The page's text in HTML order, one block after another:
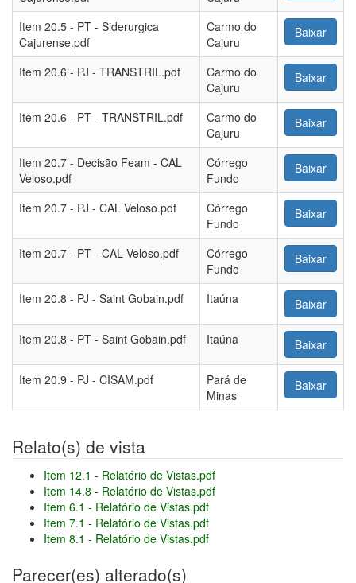
Item 20.5 - PT - Siderurgica
Cajurense.pdf
Carmo do
Cajuru
Baixar
Item 20.6 - PJ - TRANSTRIL.pdf
Carmo do
Cajuru
Baixar
Item 20.6 - PT - TRANSTRIL.pdf
Carmo do
Cajuru
Baixar
Item 20.7 - Decisão Feam - CAL
Veloso.pdf
Córrego
Fundo
Baixar
Item 20.7 - PJ - CAL Veloso.pdf
Córrego
Fundo
Baixar
Item 20.7 - PT - CAL Veloso.pdf
Córrego
Fundo
Baixar
Item 20.8 - PJ - Saint Gobain.pdf Itaúna Baixar
Item 20.8 - PT - Saint Gobain.pdf Itaúna Baixar
Item 20.9 - PJ - CISAM.pdf
Pará de
Minas
Baixar
Relato(s) de vista
Item 12.1 - Relatório de Vistas.pdf
Item 14.8 - Relatório de Vistas.pdf
Item 6.1 - Relatório de Vistas.pdf
Item 7.1 - Relatório de Vistas.pdf
Item 8.1 - Relatório de Vistas.pdf
Parecer(es) alterado(s)